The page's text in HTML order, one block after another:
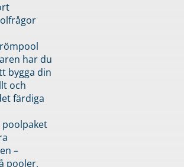
har du
bygga din
och
färdiga
–
pooler,